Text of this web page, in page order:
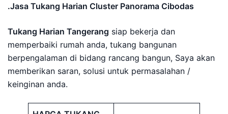
.Jasa Tukang Harian Cluster Panorama Cibodas
Tukang Harian Tangerang siap bekerja dan
memperbaiki rumah anda, tukang bangunan
berpengalaman di bidang rancang bangun, Saya akan
memberikan saran, solusi untuk permasalahan /
keinginan anda.